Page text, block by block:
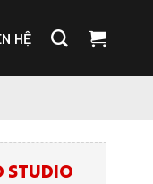
HỆ
STUDIO